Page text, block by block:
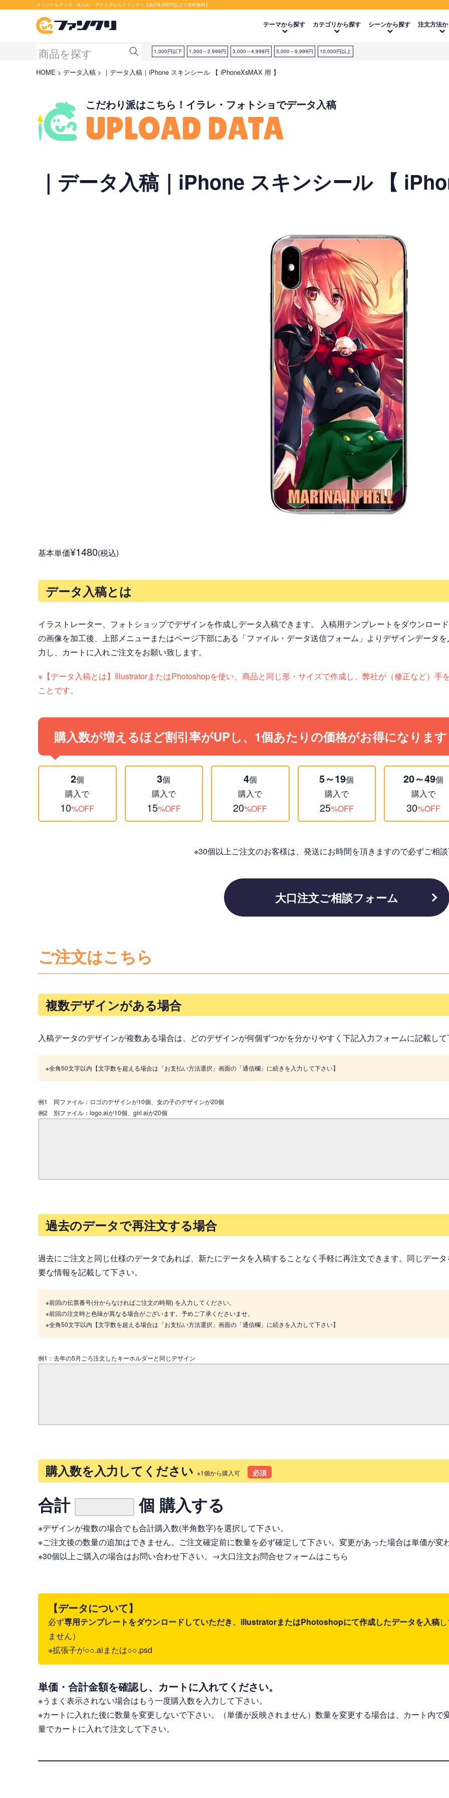
オリジナルグッズ・名入れ・アクスタならファンクリ【合計6,600円以上で送料無料】
テーマから探す カテゴリから探す シーンから探す 注文方法
1,000円以下 1,000～2,999円 3,000～4,999円 5,000～9,999円 10,000円以上
HOME データ入稿 ｜データ入稿｜iPhone スキンシール 【 iPhoneXsMAX 用 】
こだわり派はこちら！イラレ・フォトショでデータ入稿
UPLOAD DATA
｜データ入稿｜iPhone スキンシール 【
基本単価¥1480(税込)
データ入稿とは
イラストレーター、フォトショップでデザインを作成しデータ入稿できます。 入稿用テンプレートをダウンロー
の画像を加工後、上部メニューまたはページ下部にある「ファイル・データ送信フォーム」よりデザインデータ
力し、カートに入れご注文をお願い致します。
※【データ入稿とは】IllustratorまたはPhotoshopを使い、商品と同じ形・サイズで作成し、弊社が（修正など）
ことです。
購入数が増えるほど割引率がUPし、1個あたりの価格がお得になりま
2個
購入で
10%OFF
3個
購入で
15%OFF
4個
購入で
20%OFF
5～19個
購入で
25%OFF
20～49個
購入で
30%OFF
※30個以上ご注文のお客様は、発送にお時間を頂きますので必ずご相
大口注文ご相談フォーム
ご注文はこちら
複数デザインがある場合
入稿データのデザインが複数ある場合は、どのデザインが何個ずつかを分かりやすく下記入力フォームに記載し
※全角50文字以内【文字数を超える場合は「お支払い方法選択」画面の「通信欄」に続きを入力して下さい】
例1 同ファイル：ロゴのデザインが10個、女の子のデザインが20個
例2 別ファイル：logo.aiが10個、girl.aiが20個
過去のデータで再注文する場合
過去にご注文と同じ仕様のデータであれば、新たにデータを入稿することなく手軽に再注文できます。同じデー
要な情報を記載して下さい。
※前回の伝票番号(分からなければご注文の時期) を入力してください。
※前回の注文時と色味が異なる場合がございます。予めご了承くださいませ。
※全角50文字以内【文字数を超える場合は「お支払い方法選択」画面の「通信欄」に続きを入力して下さい】
例1：去年の5月ごろ注文したキーホルダーと同じデザイン
購入数を入力してください ※1個から購入可 必須
合計 個 購入する
※デザインが複数の場合でも合計購入数(半角数字)を選択して下さい。
※ご注文後の数量の追加はできません。ご注文確定前に数量を必ず確定して下さい。変更があった場合は単価が変
※30個以上ご購入の場合はお問い合わせ下さい。 →大口注文お問合せフォームはこちら
【データについて】
必ず専用テンプレートをダウンロードしていただき、illustratorまたはPhotoshopにて作成したデータを入稿
ません）
※拡張子が○○.aiまたは○○.psd
単価・合計金額を確認し、カートに入れてください。
※うまく表示されない場合はもう一度購入数を入力して下さい。
※カートに入れた後に数量を変更しないで下さい。（単価が反映されません）数量を変更する場合は、カート内
量でカートに入れて注文して下さい。